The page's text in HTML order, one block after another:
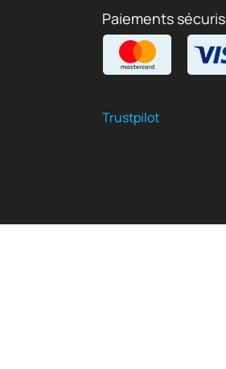
Paiements
Trustpilot